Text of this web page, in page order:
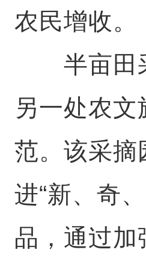
农民增收。
半亩田
另一处农
范。该采摘
进“新、奇
品，通过加